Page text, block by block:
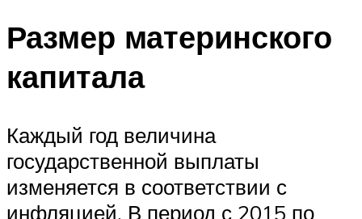
Размер материнского
капитала
Каждый год величина
государственной выплаты
изменяется в соответствии с
инфляцией. В период с 2015 по